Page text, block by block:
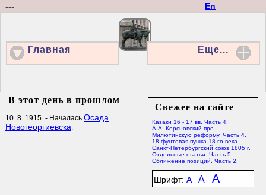
En
---
Главная Еще...
Свежее на сайте
Казаки 16 - 17 вв. Часть 4.
А.А. Керсновский про
Милютинскую реформу. Часть 4.
18-фунтовая пушка 18-го века.
Санкт-Петербургский союз 1805 г.
Отдельные статьи. Часть 5.
Сближение позиций. Часть 2.
Шрифт: A A A
В этот день в прошлом
10. 8. 1915. - Началась Осада
Новогеоргиевска.